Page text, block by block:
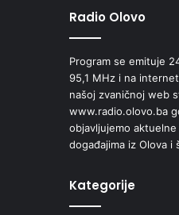
Radio Olovo
Program se emituje
95,1 MHz i na
našoj zvaničnoj web
www.radio.olovo.ba
objavljujemo aktuelne
događajima iz Olova i
Kategorije